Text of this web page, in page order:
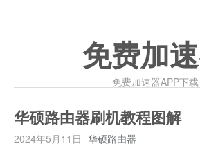
免费加
免费加速器APP下载
华硕路由器刷机教程图解
2024年5月11日 华硕路由器